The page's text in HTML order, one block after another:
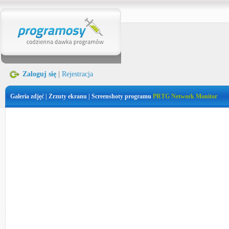
Zaloguj się Rejestracja
Galeria zdjęć | Zrzuty ekranu | Screenshoty programu PRTG Network Monitor